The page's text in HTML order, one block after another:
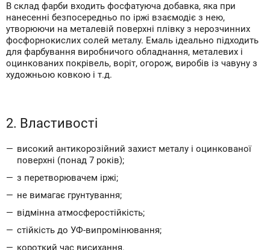
В склад фарби входить фосфатуюча добавка, яка при
нанесенні безпосередньо по іржі взаємодіє з нею,
утворюючи на металевій поверхні плівку з нерозчинних
фосфорнокислих солей металу. Емаль ідеально підходить
для фарбування виробничого обладнання, металевих і
оцинкованих покрівель, воріт, огорож, виробів із чавуну з
художньою ковкою і т.д.
2. Властивості
високий антикорозійний захист металу і оцинкованої
поверхні (понад 7 років);
з перетворювачем іржі;
не вимагає грунтування;
відмінна атмосферостійкість;
стійкість до УФ-випромінювання;
короткий час висихання.